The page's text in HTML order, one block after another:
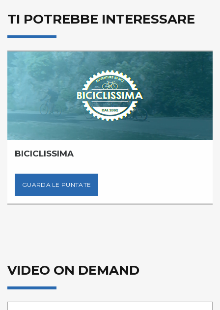
TI POTREBBE INTERESSARE
BICICLISSIMA
GUARDA LE PUNTATE
VIDEO ON DEMAND